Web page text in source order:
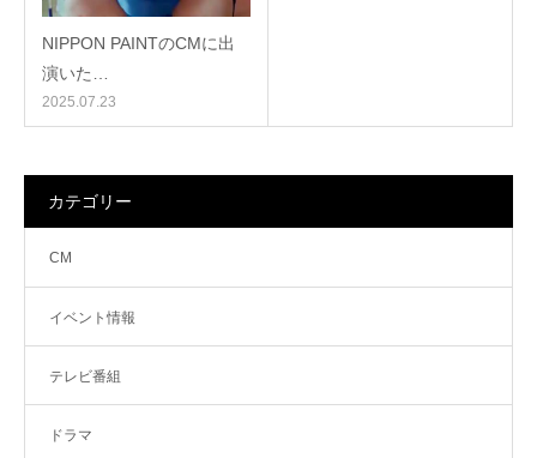
NIPPON PAINTのCMに出
演いた…
2025.07.23
カテゴリー
CM
イベント情報
テレビ番組
ドラマ